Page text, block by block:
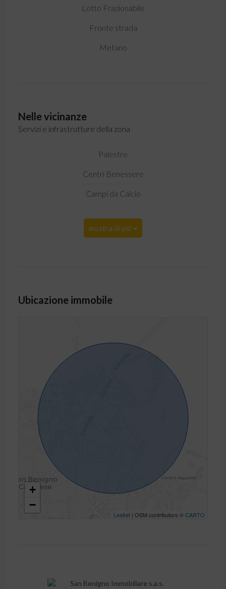
Lotto Frazionabile
Fronte strada
Metano
Nelle vicinanze
Servizi e infrastrutture della zona
Palestre
Centri Benessere
Campi da Calcio
mostra di più
Ubicazione immobile
+
−
Leaflet| OSM contributors ©CARTO